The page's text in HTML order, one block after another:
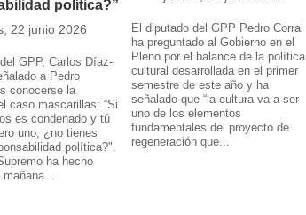
política?”
22 junio 2026
GPP, Carlos Díaz-
a Pedro
conocerse la
caso mascarillas: “Si
es condenado y tú
uno, ¿no tienes
política?".
ha hecho
mañana...
El diputado del GPP Pedro Corral
ha preguntado al Gobierno en el
Pleno por el balance de la política
cultural desarrollada en el primer
semestre de este año y ha
señalado que “la cultura va a ser
uno de los elementos
fundamentales del proyecto de
regeneración que...